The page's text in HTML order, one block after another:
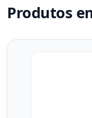
Produtos